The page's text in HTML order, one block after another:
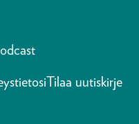
Tilaa uutiskirje